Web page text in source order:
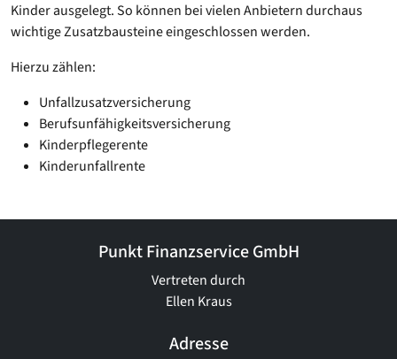
Kinder ausgelegt. So können bei vielen Anbietern durchaus
wichtige Zusatzbausteine eingeschlossen werden.
Hierzu zählen:
Unfallzusatzversicherung
Berufsunfähigkeitsversicherung
Kinderpflegerente
Kinderunfallrente
Punkt Finanzservice GmbH
Vertreten durch
Ellen Kraus
Adresse